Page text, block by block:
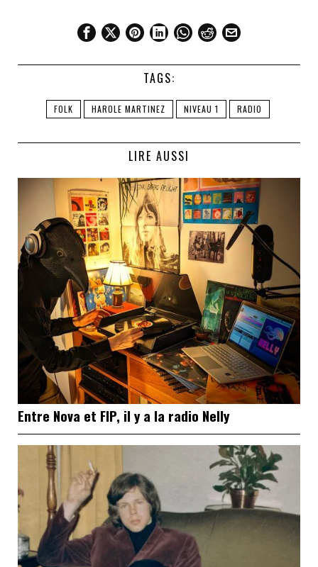
TAGS:
FOLK HAROLE MARTINEZ NIVEAU 1 RADIO
LIRE AUSSI
Entre Nova et FIP, il y a la radio Nelly